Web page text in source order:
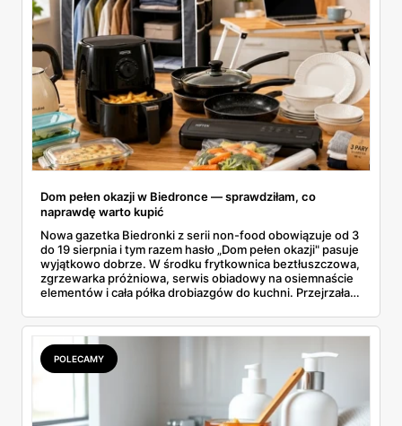
Dom pełen okazji w Biedronce — sprawdziłam, co
naprawdę warto kupić
Nowa gazetka Biedronki z serii non-food obowiązuje od 3
do 19 sierpnia i tym razem hasło „Dom pełen okazji" pasuje
wyjątkowo dobrze. W środku frytkownica beztłuszczowa,
zgrzewarka próżniowa, serwis obiadowy na osiemnaście
elementów i cała półka drobiazgów do kuchni. Przejrzałam
się przy półce z samego rana.
POLECAMY